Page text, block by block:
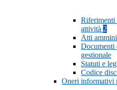
Riferimenti
attività 2
Atti
Documenti
gestionale
Statuti e
Codice
Oneri informativi